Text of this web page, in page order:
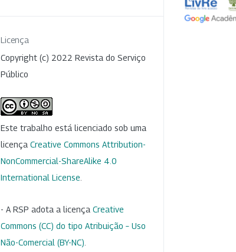
Licença
Copyright (c) 2022 Revista do Serviço
Público
Este trabalho está licenciado sob uma
licença Creative Commons Attribution-
NonCommercial-ShareAlike 4.0
International License
- A RSP adota a licença Creative
Commons (CC) do tipo Atribuição – Uso
Não-Comercial (BY-NC)